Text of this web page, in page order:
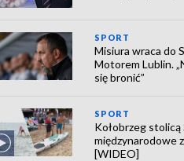
SPORT
Misiura wraca do
Motorem Lublin.
się bronić”
SPORT
Kołobrzeg stolicą
międzynarodowe
[WIDEO]